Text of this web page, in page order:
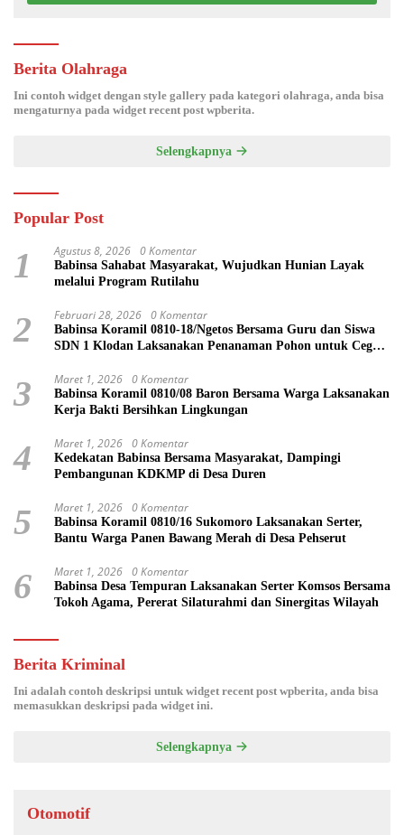
Berita Olahraga
Ini contoh widget dengan style gallery pada kategori olahraga, anda bisa
mengaturnya pada widget recent post wpberita.
Selengkapnya
Popular Post
1 Agustus 8, 2026 0 Komentar
Babinsa Sahabat Masyarakat, Wujudkan Hunian Layak
melalui Program Rutilahu
2 Februari 28, 2026 0 Komentar
Babinsa Koramil 0810-18/Ngetos Bersama Guru dan Siswa
SDN 1 Klodan Laksanakan Penanaman Pohon untuk Cegah
3 Maret 1, 2026 0 Komentar
Babinsa Koramil 0810/08 Baron Bersama Warga Laksanakan
Kerja Bakti Bersihkan Lingkungan
4 Maret 1, 2026 0 Komentar
Kedekatan Babinsa Bersama Masyarakat, Dampingi
Pembangunan KDKMP di Desa Duren
5 Maret 1, 2026 0 Komentar
Babinsa Koramil 0810/16 Sukomoro Laksanakan Serter,
Bantu Warga Panen Bawang Merah di Desa Pehserut
6 Maret 1, 2026 0 Komentar
Babinsa Desa Tempuran Laksanakan Serter Komsos Bersama
Tokoh Agama, Pererat Silaturahmi dan Sinergitas Wilayah
Berita Kriminal
Ini adalah contoh deskripsi untuk widget recent post wpberita, anda bisa
memasukkan deskripsi pada widget ini.
Selengkapnya
Otomotif